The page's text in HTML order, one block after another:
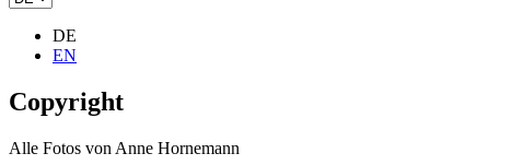
DE
EN
Copyright
Alle Fotos von Anne Hornemann